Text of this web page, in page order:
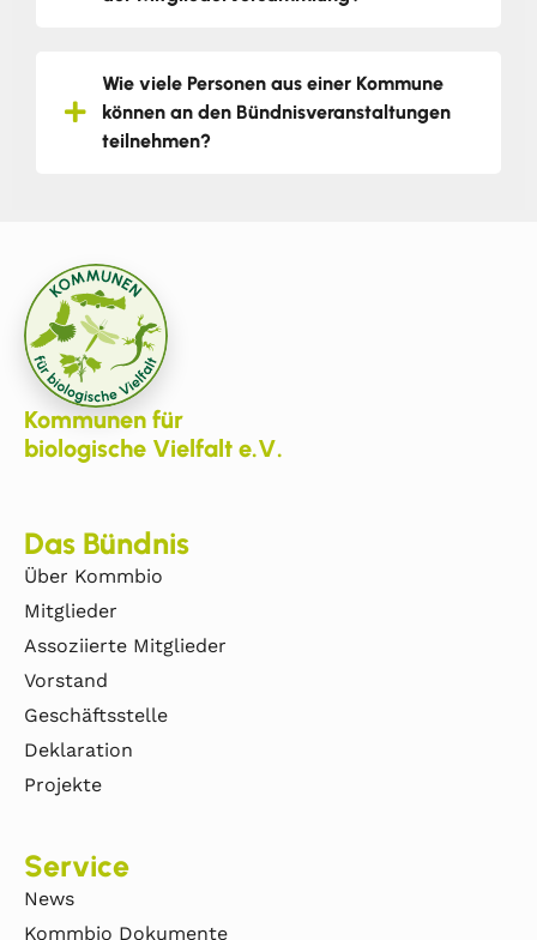
Wie viele Personen aus einer Kommune
können an den Bündnisveranstaltungen
teilnehmen?
Kommunen für
biologische Vielfalt e.V.
Das Bündnis
Über Kommbio
Mitglieder
Assoziierte Mitglieder
Vorstand
Geschäftsstelle
Deklaration
Projekte
Service
News
Kommbio Dokumente